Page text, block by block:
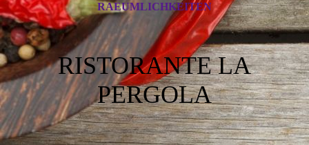
RAEUMLICHKEITEN
RISTORANTE LA
PERGOLA